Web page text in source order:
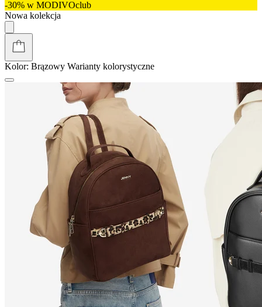
-30% w MODIVOclub
Nowa kolekcja
Kolor: Brązowy Warianty kolorystyczne